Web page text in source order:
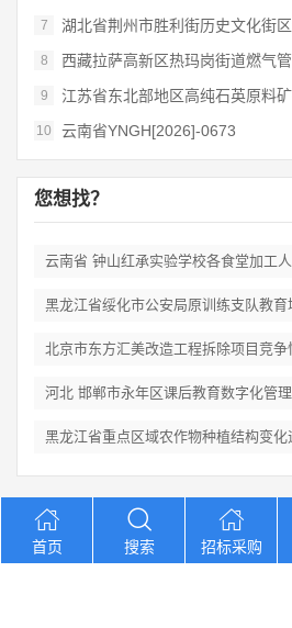
7 湖北省荆州市胜利街历史文化街
8 西藏拉萨高新区热玛岗街道燃气
9 江苏省东北部地区高纯石英原料
10 云南省YNGH[2026]-0673
您想找？
云南省 钟山红承实验学校各食堂加工
黑龙江省绥化市公安局原训练支队教育
北京市东方汇美改造工程拆除项目竞争
河北 邯郸市永年区课后教育数字化管
黑龙江省重点区域农作物种植结构变化
Copyright © 2012-2026 中招招标网 版
ICP备2023026371号-2
首页 搜索 招标采购